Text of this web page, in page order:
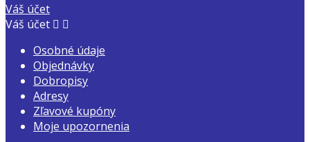
Váš účet
Váš účet  
Osobné údaje
Objednávky
Dobropisy
Adresy
Zľavové kupóny
Moje upozornenia